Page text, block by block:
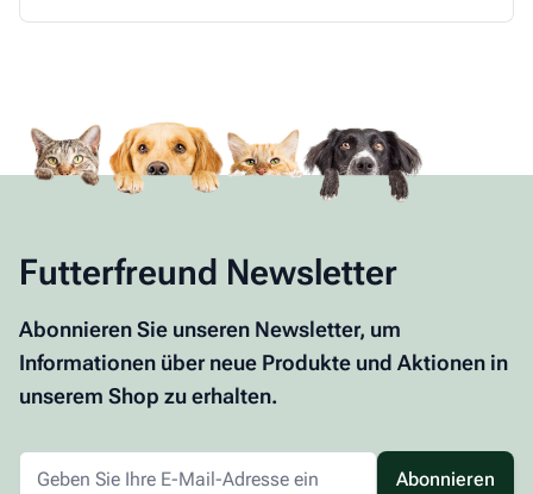
Futterfreund Newsletter
Abonnieren Sie unseren Newsletter, um
Informationen über neue Produkte und Aktionen in
unserem Shop zu erhalten.
Abonnieren